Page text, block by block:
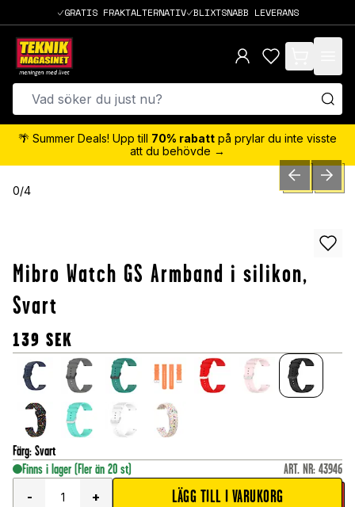
GRATIS FRAKTALTERNATIV BLIXTSNABB LEVERANS
items in cart,
🌴 Summer Deals! Upp till 70% rabatt på prylar du inte visste
att du behövde →
0/4 PREVIOUSNEXT
Mibro Watch GS Armband i silikon,
Svart
139 SEK
Färg: Svart
Finns i lager (Fler än 20 st) ART. NR: 43946
-
+ LÄGG TILL I VARUKORG